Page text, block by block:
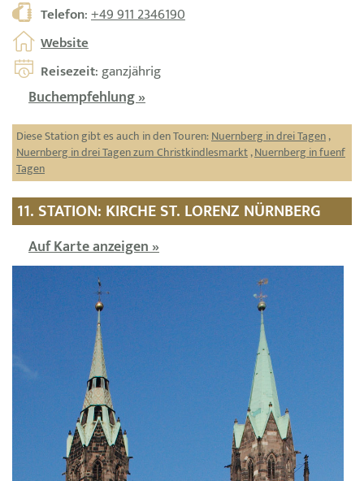
Telefon:+49 911 2346190
Website
Reisezeit: ganzjährig
Buchempfehlung »
Diese Station gibt es auch in den Touren:Nuernberg in drei Tagen,
Nuernberg in drei Tagen zum Christkindlesmarkt,Nuernberg in fuenf
Tagen
11. STATION: KIRCHE ST. LORENZ NÜRNBERG
Auf Karte anzeigen »